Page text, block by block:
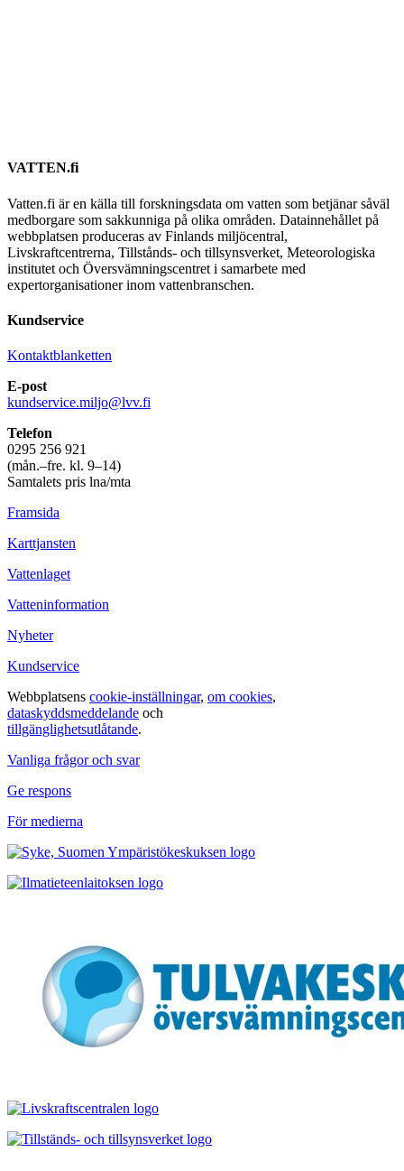
VATTEN.fi
Vatten.fi är en källa till forskningsdata om vatten som betjänar såväl
medborgare som sakkunniga på olika områden. Datainnehållet på
webbplatsen produceras av Finlands miljöcentral,
Livskraftcentrerna, Tillstånds- och tillsynsverket, Meteorologiska
institutet och Översvämningscentret i samarbete med
expertorganisationer inom vattenbranschen.
Kundservice
Kontaktblanketten
E-post
kundservice.miljo@lvv.fi
Telefon
0295 256 921
(mån.–fre. kl. 9–14)
Samtalets pris lna/mta
Framsida
Karttjansten
Vattenlaget
Vatteninformation
Nyheter
Kundservice
Webbplatsens cookie-inställningar, om cookies,
dataskyddsmeddelande och
tillgänglighetsutlåtande.
Vanliga frågor och svar
Ge respons
För medierna